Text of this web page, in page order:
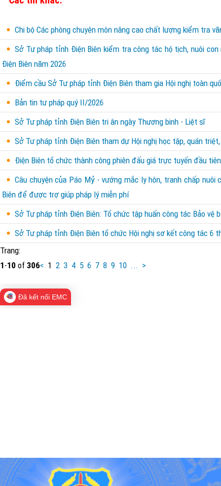
Chi bộ Các phòng chuyên môn nâng cao chất lượng kiểm tra
Sở Tư pháp tỉnh Điện Biên kiểm tra công tác hộ tịch, nuôi
Điện Biên năm 2026
Điểm cầu Sở Tư pháp tỉnh Điện Biên tham gia Hội nghị toàn
Bản tin tư pháp quý II/2026
Sở Tư pháp tỉnh Điện Biên tri ân ngày Thương binh - Liệt sĩ
Sở Tư pháp tỉnh Điện Biên tham dự Hội nghị học tập, quán
Điện Biên tổ chức thành công phiên đấu giá trực tuyến đầu
Câu chuyện của Páo Mỷ - vướng mắc ly hôn, tranh chấp
Biên để được trợ giúp pháp lý miễn phí
Sở Tư pháp tỉnh Điện Biên: Tổ chức tập huấn công tác Bảo vệ
Sở Tư pháp tỉnh Điện Biên tổ chức Hội nghị sơ kết công tác 6
Trang:
1-10 of 306< 1 2 3 4 5 6 7 8 9 10 ... >
Đã kết nối EMC